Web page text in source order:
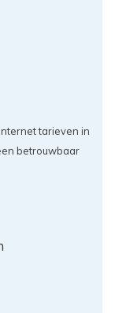
tarieven in
betrouwbaar